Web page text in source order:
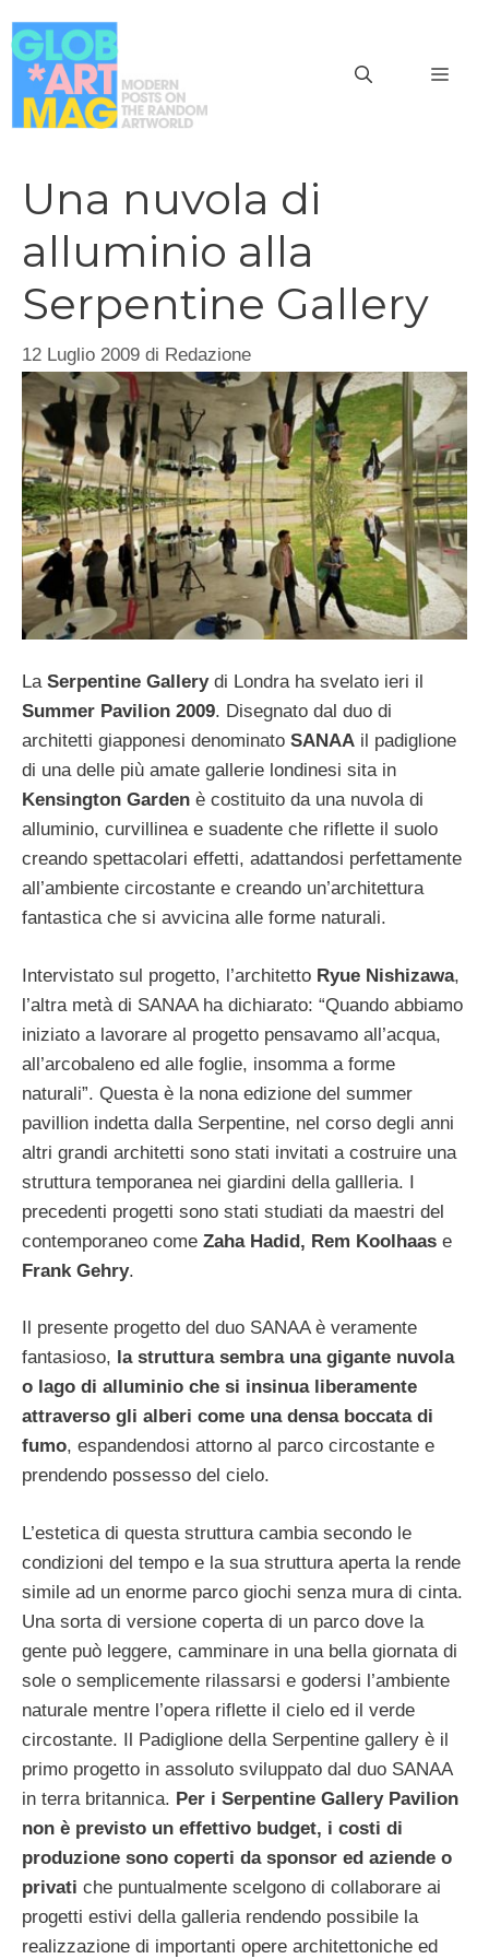
al
contenuto
Una nuvola di
alluminio alla
Serpentine Gallery
12 Luglio 2009 di Redazione
La Serpentine Gallerydi Londra ha svelato ieri il
Summer Pavilion 2009. Disegnato dal duo di
architetti giapponesi denominato SANAA il padiglione
di una delle più amate gallerie londinesi sita in
Kensington Garden è costituito da una nuvola di
alluminio, curvillinea e suadente che riflette il suolo
creando spettacolari effetti, adattandosi perfettamente
all’ambiente circostante e creando un’architettura
fantastica che si avvicina alle forme naturali.
Intervistato sul progetto, l’architetto Ryue Nishizawa,
l’altra metà di SANAA ha dichiarato: “Quando abbiamo
iniziato a lavorare al progetto pensavamo all’acqua,
all’arcobaleno ed alle foglie, insomma a forme
naturali”. Questa è la nona edizione del summer
pavillion indetta dalla Serpentine, nel corso degli anni
altri grandi architetti sono stati invitati a costruire una
struttura temporanea nei giardini della gallleria. I
precedenti progetti sono stati studiati da maestri del
contemporaneo come Zaha Hadid, Rem Koolhaas e
Frank Gehry.
Il presente progetto del duo SANAA è veramente
fantasioso, la struttura sembra una gigante nuvola
o lago di alluminio che si insinua liberamente
attraverso gli alberi come una densa boccata di
fumo, espandendosi attorno al parco circostante e
prendendo possesso del cielo.
L’estetica di questa struttura cambia secondo le
condizioni del tempo e la sua struttura aperta la rende
simile ad un enorme parco giochi senza mura di cinta.
Una sorta di versione coperta di un parco dove la
gente può leggere, camminare in una bella giornata di
sole o semplicemente rilassarsi e godersi l’ambiente
naturale mentre l’opera riflette il cielo ed il verde
circostante. Il Padiglione della Serpentine gallery è il
primo progetto in assoluto sviluppato dal duo SANAA
in terra britannica. Per i Serpentine Gallery Pavilion
non è previsto un effettivo budget, i costi di
produzione sono coperti da sponsor ed aziende o
privati che puntualmente scelgono di collaborare ai
progetti estivi della galleria rendendo possibile la
realizzazione di importanti opere architettoniche ed